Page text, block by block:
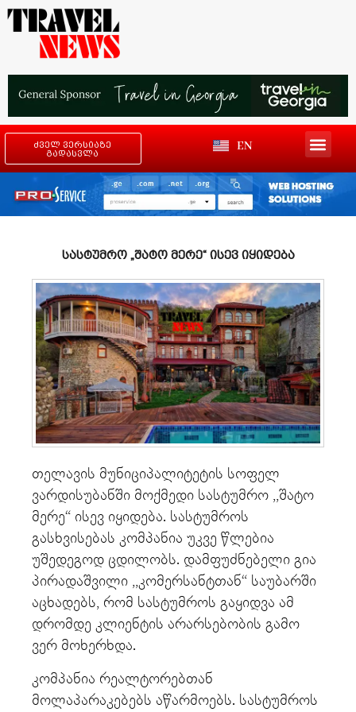
ძველ ვერსიაზე
გადასვლა
EN
სასტუმრო „შატო მერე“ ისევ იყიდება
თელავის მუნიციპალიტეტის სოფელ
ვარდისუბანში მოქმედი სასტუმრო ,,შატო
მერე“ ისევ იყიდება. სასტუმროს
გასხვისებას კომპანია უკვე წლებია
უშედეგოდ ცდილობს. დამფუძნებელი გია
პირადაშვილი ,,კომერსანტთან“ საუბარში
აცხადებს, რომ სასტუმროს გაყიდვა ამ
დრომდე კლიენტის არარსებობის გამო
ვერ მოხერხდა.
კომპანია რეალტორებთან
მოლაპარაკებებს აწარმოებს. სასტუმროს